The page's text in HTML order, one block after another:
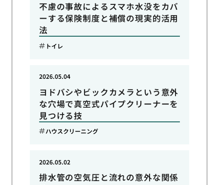
不慮の事故によるスマホ水没をカバ
ーする保険制度と補償の現実的活用
法
トイレ
ヨドバシやビックカメラという意外
な穴場で真空式パイプクリーナーを
見つける技
2026.05.04
ハウスクリーニング
排水管の空気圧と流れの意外な関係
2026.05.02